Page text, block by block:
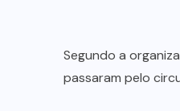
Segundo a
passaram pelo